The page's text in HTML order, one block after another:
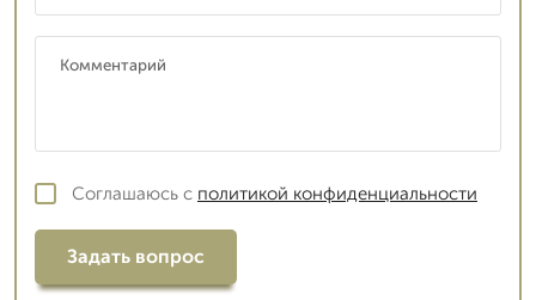
Соглашаюсь с политикой конфиденциальности
Задать вопрос